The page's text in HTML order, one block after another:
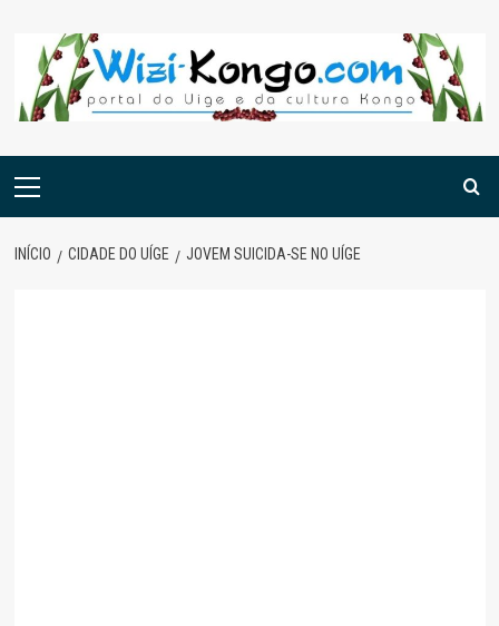
content
Menu
INÍCIO CIDADE DO UÍGE JOVEM SUICIDA-SE NO UÍGE